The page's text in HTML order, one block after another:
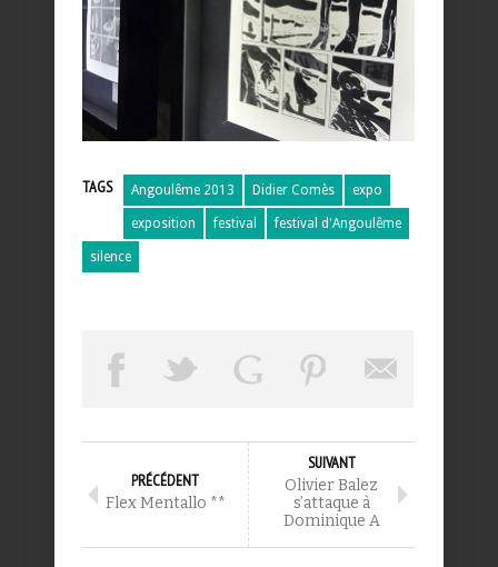
TAGS Angoulême 2013 Didier Comès expo
exposition festival festival d'Angoulême
silence
PRÉCÉDENT
Flex Mentallo **
SUIVANT
Olivier Balez
s’attaque à
Dominique A